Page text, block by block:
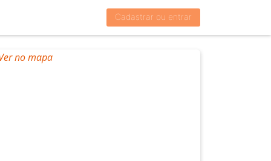
Cadastrar ou entrar